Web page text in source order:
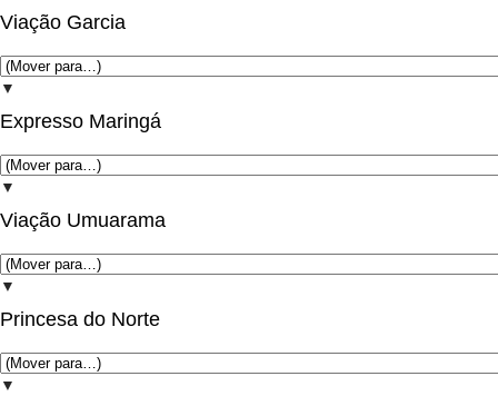
Viação Garcia
▼
Expresso Maringá
▼
Viação Umuarama
▼
Princesa do Norte
▼